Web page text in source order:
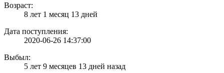
Возраст:
8 лет 1 месяц 13 дней
Дата поступления:
2020-06-26 14:37:00
Выбыл:
5 лет 9 месяцев 13 дней назад